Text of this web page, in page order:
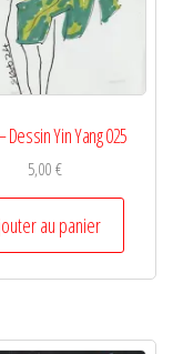
Dessin Yin Yang 025
5,00€
au panier